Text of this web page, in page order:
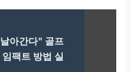
아간다" 골프
팩트 방법 실